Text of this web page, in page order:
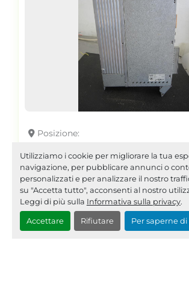
Utilizziamo i cookie per migliorare la tua
navigazione, per pubblicare annunci o
personalizzati e per analizzare il nostro
su "Accetta tutto", acconsenti al nostro
Leggi di più sulla Informativa sulla privacy.
Accettare Rifiutare Per saperne di
Posizione
2006 LUST CDE
AI2888
Servodrive dettagli